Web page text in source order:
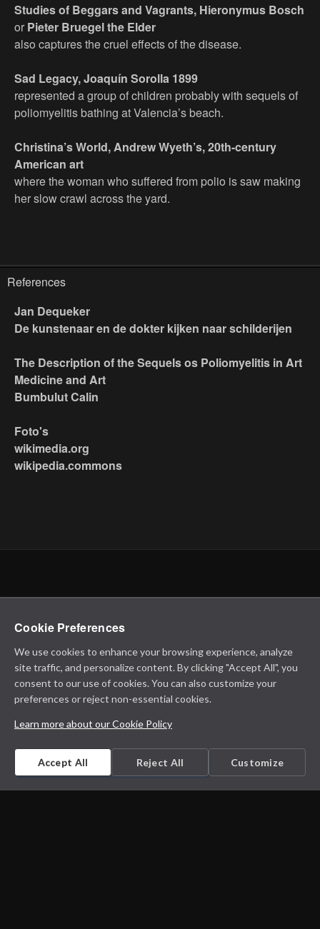
Studies of Beggars and Vagrants, Hieronymus Bosch
or Pieter Bruegel the Elder
also captures the cruel effects of the disease.
Sad Legacy, Joaquín Sorolla 1899
represented a group of children probably with sequels of
poliomyelitis bathing at Valencia’s beach.
Christina’s World, Andrew Wyeth’s, 20th-century
American art
where the woman who suffered from polio is saw making
her slow crawl across the yard.
References
Jan Dequeker
De kunstenaar en de dokter kijken naar schilderijen
The Description of the Sequels os Poliomyelitis in Art
Medicine and Art
Bumbulut Calin
Foto's
wikimedia.org
wikipedia.commons
Cookie Preferences
We use cookies to enhance your browsing experience, analyze
site traffic, and personalize content. By clicking "Accept All", you
consent to our use of cookies. You can also customize your
preferences or reject non-essential cookies.
Learn more about our Cookie Policy
Accept All Reject All Customize